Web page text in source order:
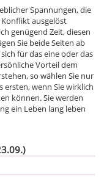
Spannungen, die
ausgelöst
genügend Zeit, diesen
Sie beide Seiten ab
für das eine oder das
Vorteil dem
so wählen Sie nur
ersten, wenn Sie wirklich
können. Sie werden
ein Leben lang leben